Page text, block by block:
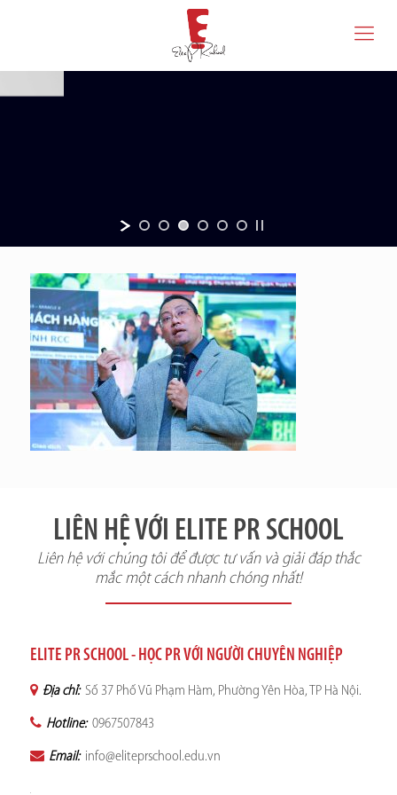
LIÊN HỆ VỚI ELITE PR SCHOOL
Liên hệ với chúng tôi để được tư vấn và giải đáp thắc
mắc một cách nhanh chóng nhất!
ELITE PR SCHOOL - HỌC PR VỚI NGƯỜI CHUYÊN NGHIỆP
Địa chỉ: Số 37 Phố Vũ Phạm Hàm, Phường Yên Hòa, TP Hà Nội.
Hotline: 0967507843
Email: info@eliteprschool.edu.vn